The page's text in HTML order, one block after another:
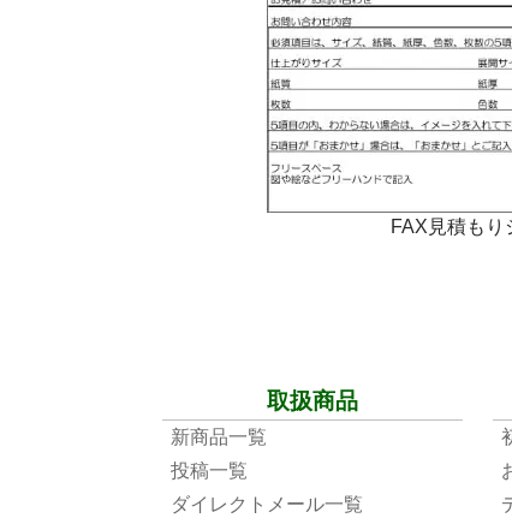
FAX見積もり
取扱商品
新商品一覧
投稿一覧
ダイレクトメール一覧